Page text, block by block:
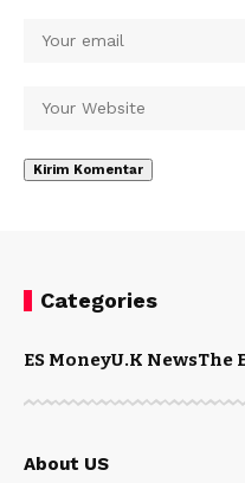
Categories
ES MoneyU.K NewsThe
About US